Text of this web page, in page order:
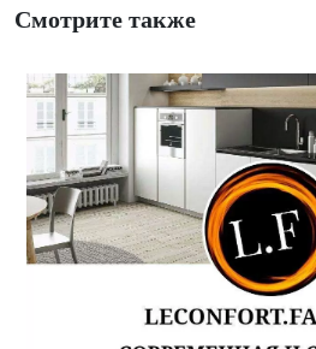
Смотрите также